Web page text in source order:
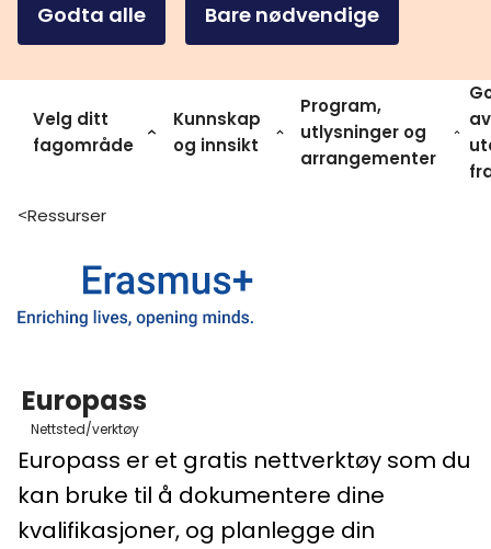
Godta alle Bare nødvendige
Velg ditt
fagområde
Kunnskap
og innsikt
Program,
utlysninger og
arrangementer
av
>Ressurser
Europass
Nettsted/verktøy
Europass er et gratis nettverktøy som du
kan bruke til å dokumentere dine
kvalifikasjoner, og planlegge din